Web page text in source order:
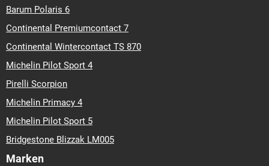
Barum Polaris 6
Continental Premiumcontact 7
Continental Wintercontact TS 870
Michelin Pilot Sport 4
Pirelli Scorpion
Michelin Primacy 4
Michelin Pilot Sport 5
Bridgestone Blizzak LM005
Marken